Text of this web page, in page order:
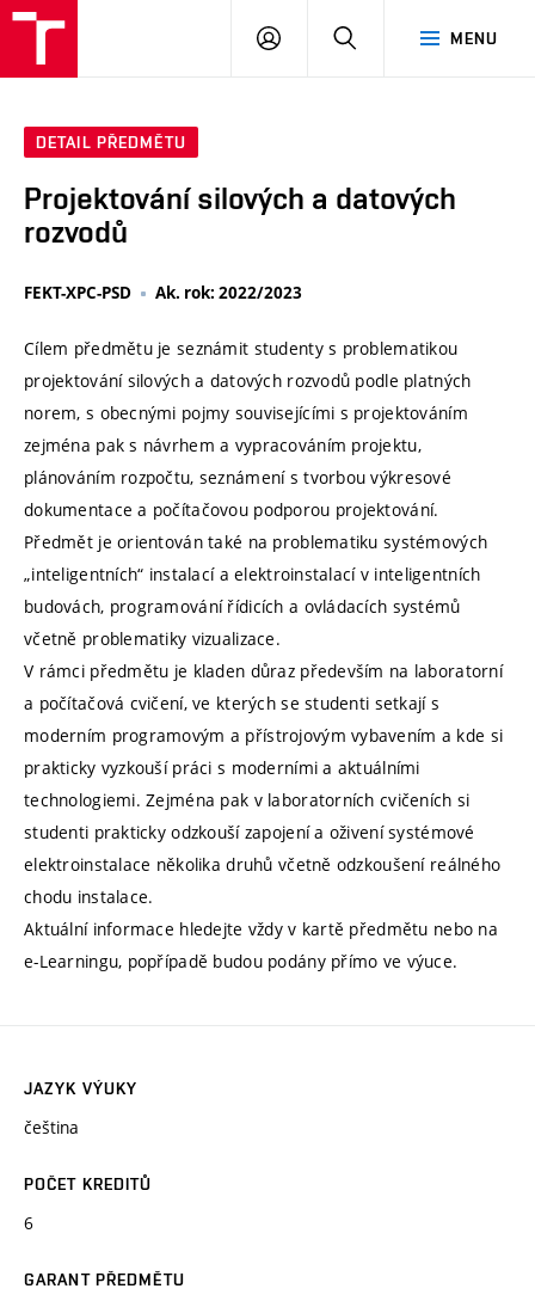
MENU
PŘIHLÁSIT
DETAIL PŘEDMĚTU
Projektování silových a datových
rozvodů
FEKT-XPC-PSD Ak. rok: 2022/2023
Cílem předmětu je seznámit studenty s problematikou
projektování silových a datových rozvodů podle platných
norem, s obecnými pojmy souvisejícími s projektováním
zejména pak s návrhem a vypracováním projektu,
plánováním rozpočtu, seznámení s tvorbou výkresové
dokumentace a počítačovou podporou projektování.
Předmět je orientován také na problematiku systémových
„inteligentních“ instalací a elektroinstalací v inteligentních
budovách, programování řídicích a ovládacích systémů
včetně problematiky vizualizace.
V rámci předmětu je kladen důraz především na laboratorní
a počítačová cvičení, ve kterých se studenti setkají s
moderním programovým a přístrojovým vybavením a kde si
prakticky vyzkouší práci s moderními a aktuálními
technologiemi. Zejména pak v laboratorních cvičeních si
studenti prakticky odzkouší zapojení a oživení systémové
elektroinstalace několika druhů včetně odzkoušení reálného
chodu instalace.
Aktuální informace hledejte vždy v kartě předmětu nebo na
e-Learningu, popřípadě budou podány přímo ve výuce.
JAZYK VÝUKY
čeština
POČET KREDITŮ
6
GARANT PŘEDMĚTU